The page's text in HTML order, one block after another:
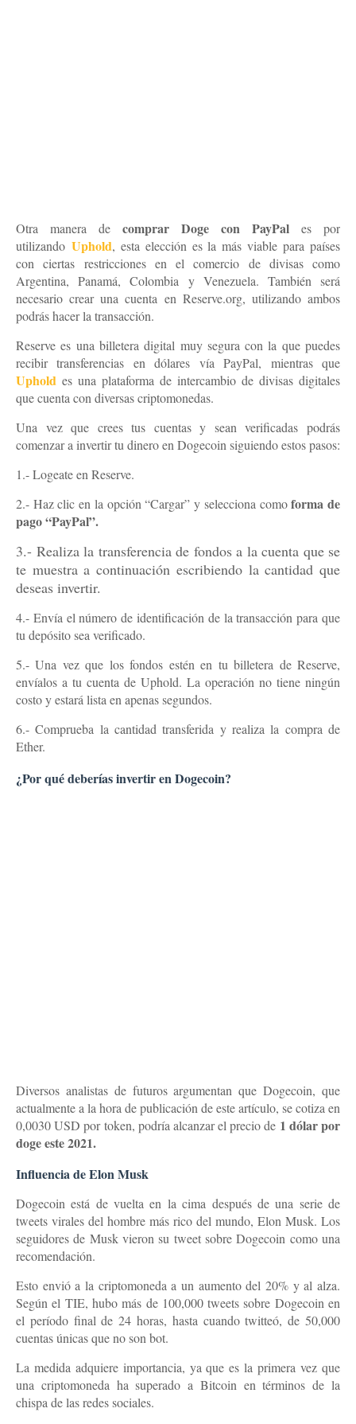
Otra manera de comprar Doge con PayPal es por
utilizando Uphold, esta elección es la más viable para países
con ciertas restricciones en el comercio de divisas como
Argentina, Panamá, Colombia y Venezuela. También será
necesario crear una cuenta en Reserve.org, utilizando ambos
podrás hacer la transacción.
Reserve es una billetera digital muy segura con la que puedes
recibir transferencias en dólares vía PayPal, mientras que
Uphold es una plataforma de intercambio de divisas digitales
que cuenta con diversas criptomonedas.
Una vez que crees tus cuentas y sean verificadas podrás
comenzar a invertir tu dinero en Dogecoin siguiendo estos pasos:
1.- Logeate en Reserve.
2.- Haz clic en la opción “Cargar” y selecciona comoforma de
pago “PayPal”.
3.- Realiza la transferencia de fondos a la cuenta que se
te muestra a continuación escribiendo la cantidad que
deseas invertir.
4.- Envía el número de identificación de la transacción para que
tu depósito sea verificado.
5.- Una vez que los fondos estén en tu billetera de Reserve,
envíalos a tu cuenta de Uphold. La operación no tiene ningún
costo y estará lista en apenas segundos.
6.- Comprueba la cantidad transferida y realiza la compra de
Ether.
¿Por qué deberías invertir en Dogecoin?
Diversos analistas de futuros argumentan que Dogecoin, que
actualmente a la hora de publicación de este artículo, se cotiza en
0,0030 USD por token, podría alcanzar el precio de 1 dólar por
doge este 2021.
Influencia de Elon Musk
Dogecoin está de vuelta en la cima después de una serie de
tweets virales del hombre más rico del mundo, Elon Musk. Los
seguidores de Musk vieron su tweet sobre Dogecoin como una
recomendación.
Esto envió a la criptomoneda a un aumento del 20% y al alza.
Según el TIE, hubo más de 100,000 tweets sobre Dogecoin en
el período final de 24 horas, hasta cuando twitteó, de 50,000
cuentas únicas que no son bot.
La medida adquiere importancia, ya que es la primera vez que
una criptomoneda ha superado a Bitcoin en términos de la
chispa de las redes sociales.